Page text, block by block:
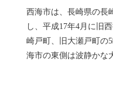
西海市は、長崎県の長
し、平成17年4月に旧
崎戸町、旧大瀬戸町の
海市の東側は波静かな
島々を有しています。